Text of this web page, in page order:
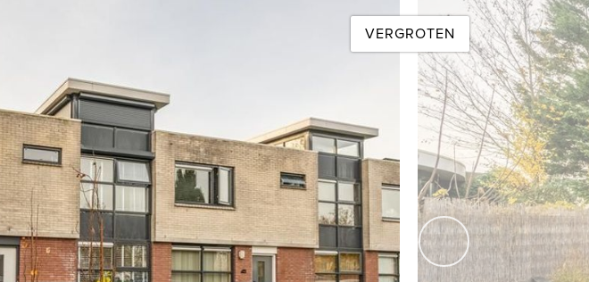
zorgt ervoor dat de badkamer altijd goed geventileerd is.
is compleet met volwassen beplanting, stijlvolle tegels en een sfeervolle
kussens, is opruimen een fluitje van een cent.
natuurlijke sfeer te behouden. Hier kun je het beste van beide werelden ervaren: een
vloer en zowel warm- als koudwateraansluitingen. Er is voldoende ruimte in de
of als praktijkruimte voor eigen gebruik.
volgende
VERGROTEN